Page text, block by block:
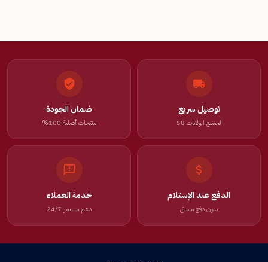
توصيل سريع
لجميع الولايات 58
ضمان الجودة
منتجات أصلية 100%
الدفع عند الإستلام
بدون دفع مسبق
خدمة العملاء
دعم مستمر 24/7